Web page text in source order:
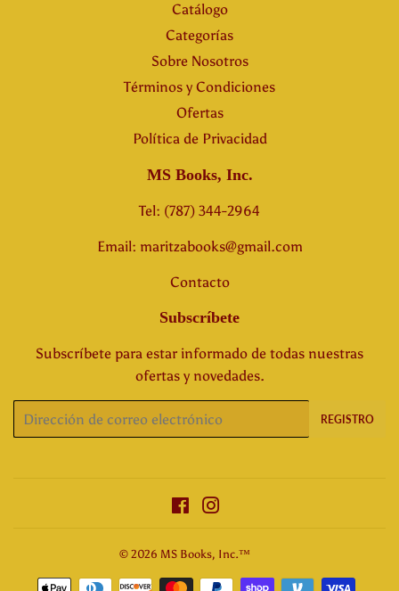
Catálogo
Categorías
Sobre Nosotros
Términos y Condiciones
Ofertas
Política de Privacidad
MS Books, Inc.
Tel: (787) 344-2964
Email: maritzabooks@gmail.com
Contacto
Subscríbete
Subscríbete para estar informado de todas nuestras
ofertas y novedades.
electrónico
REGISTRO
Facebook
© 2026 MS Books, Inc.™